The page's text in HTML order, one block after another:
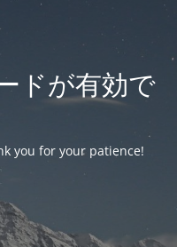
ドが有効で
you for your patience!